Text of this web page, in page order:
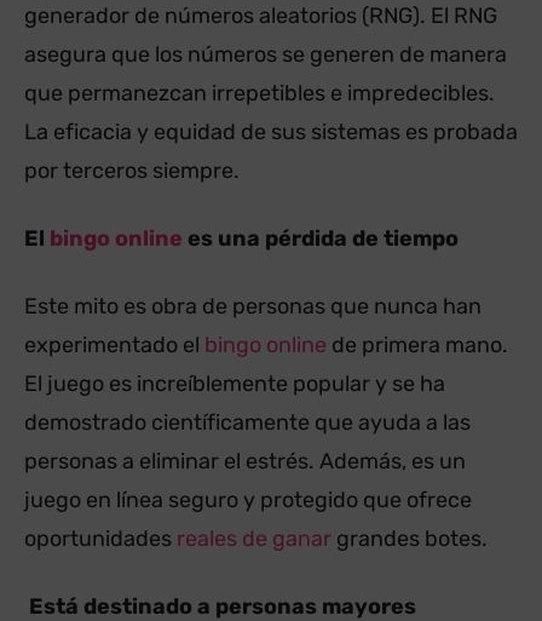
generador de números aleatorios (RNG). El RNG
asegura que los números se generen de manera
que permanezcan irrepetibles e impredecibles.
La eficacia y equidad de sus sistemas es probada
por terceros siempre.
El bingo online es una pérdida de tiempo
Este mito es obra de personas que nunca han
experimentado el bingo online de primera mano.
El juego es increíblemente popular y se ha
demostrado científicamente que ayuda a las
personas a eliminar el estrés. Además, es un
juego en línea seguro y protegido que ofrece
oportunidades reales de ganar grandes botes.
Está destinado a personas mayores